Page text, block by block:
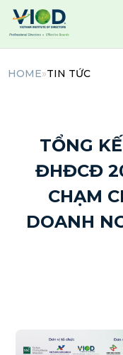
HOME»TIN TỨC
TỔNG
ĐHĐCĐ
CHẠM
DOANH